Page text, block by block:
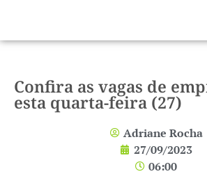
Confira as vagas de
esta quarta-feira (27)
Adriane Rocha
27/09/2023
06:00